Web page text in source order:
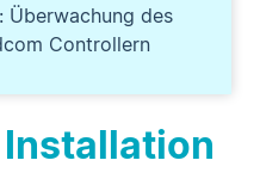
Überwachung des
Controllern